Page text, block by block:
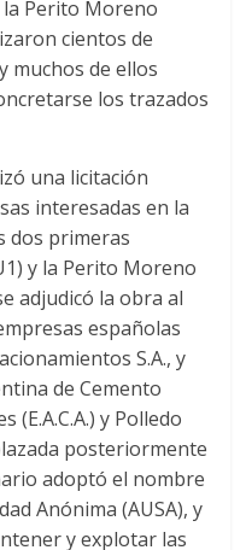
Perito Moreno
cientos de
muchos de ellos
los trazados
una licitación
interesadas en la
dos primeras
y la Perito Moreno
adjudicó la obra al
españolas
S.A., y
de Cemento
(E.A.C.A.) y Polledo
posteriormente
adoptó el nombre
Anónima (AUSA), y
y explotar las